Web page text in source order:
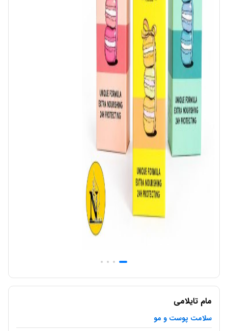
مام تایلامی
سلامت پوست و مو